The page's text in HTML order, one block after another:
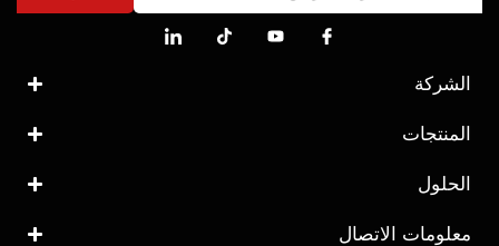
الشركة
المنتجات
الحلول
معلومات الاتصال